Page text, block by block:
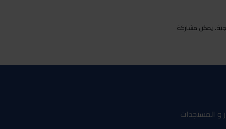
يمكن مشاركة
و المستجدات